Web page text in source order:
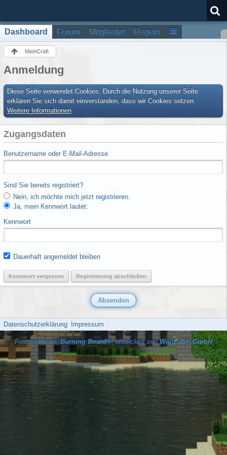
Dashboard Forum Mitglieder Regeln
MeinCraft
Anmeldung
Diese Seite verwendet Cookies. Durch die Nutzung unserer Seite
erklären Sie sich damit einverstanden, dass wir Cookies setzen.
Weitere Informationen
Zugangsdaten
Benutzername oder E-Mail-Adresse
Sind Sie bereits registriert?
Nein, ich möchte mich jetzt registrieren.
Ja, mein Kennwort lautet:
Kennwort
Dauerhaft angemeldet bleiben
Kennwort vergessen Registrierung abschließen
Datenschutzerklärung Impressum
Forensoftware: Burning Board®, entwickelt vonWoltLab® GmbH